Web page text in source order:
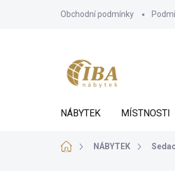
Obchodní podmínky
NÁBYTEK MÍSTNOSTI
DomůNÁBYTEK